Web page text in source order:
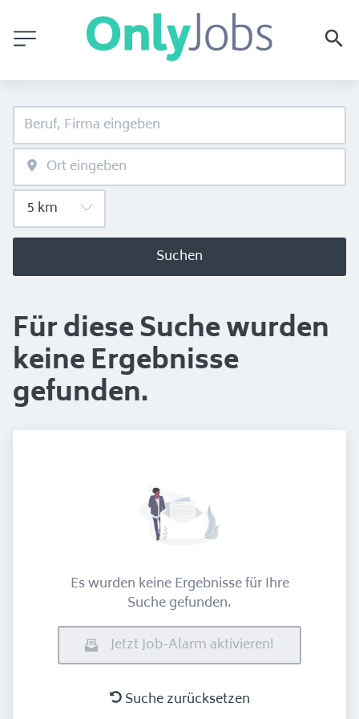
Suchen
Für diese Suche wurden
keine Ergebnisse
gefunden.
Es wurden keine Ergebnisse für Ihre
Suche gefunden.
Jetzt Job-Alarm aktivieren!
Suche zurücksetzen